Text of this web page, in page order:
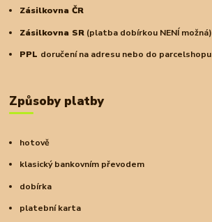
Zásilkovna ČR
Zásilkovna SR (platba dobírkou NENÍ možná)
PPL doručení na adresu nebo do parcelshopu
Způsoby platby
hotově
klasický bankovním převodem
dobírka
platební karta